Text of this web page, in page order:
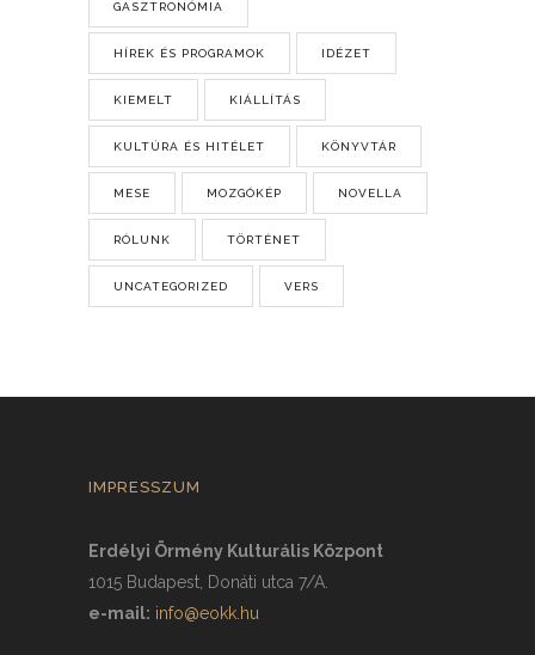
GASZTRONÓMIA
HÍREK ÉS PROGRAMOK IDÉZET
KIEMELT KIÁLLÍTÁS
KULTÚRA ÉS HITÉLET KÖNYVTÁR
MESE MOZGÓKÉP NOVELLA
RÓLUNK TÖRTÉNET
UNCATEGORIZED VERS
IMPRESSZUM
Erdélyi Örmény Kulturális Központ
1015 Budapest, Donáti utca 7/A.
e-mail: info@eokk.hu